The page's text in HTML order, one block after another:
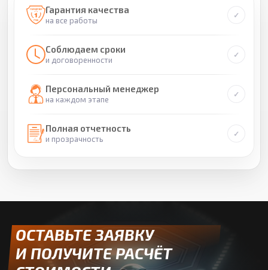
Гарантия качества
на все работы
Соблюдаем сроки
и договоренности
Персональный менеджер
на каждом этапе
Полная отчетность
и прозрачность
ОСТАВЬТЕ ЗАЯВКУ
И ПОЛУЧИТЕ РАСЧЁТ